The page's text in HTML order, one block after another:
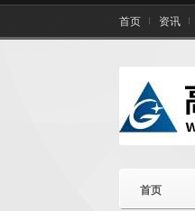
首页 资讯
首页